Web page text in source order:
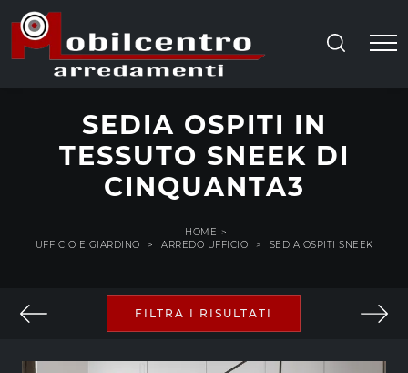
SEDIA OSPITI IN
TESSUTO SNEEK DI
CINQUANTA3
HOME >
UFFICIO E GIARDINO
> ARREDO UFFICIO > SEDIA OSPITI SNEEK
FILTRA I RISULTATI